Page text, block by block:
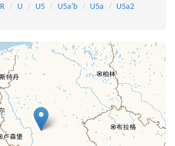
R U U5 U5a'b U5a
U5a2